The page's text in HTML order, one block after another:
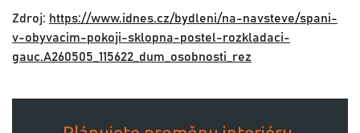
Zdroj: https://www.idnes.cz/bydleni/na-navsteve/spani-
v-obyvacim-pokoji-sklopna-postel-rozkladaci-
gauc.A260505_115622_dum_osobnosti_rez